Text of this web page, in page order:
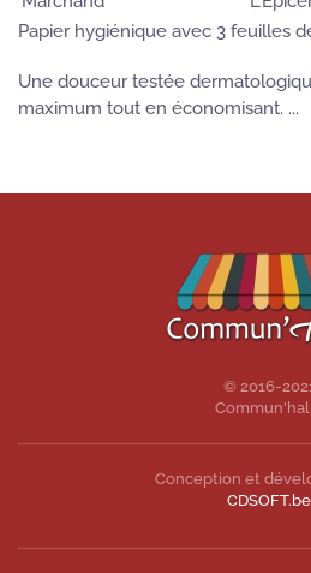
Papier hygiénique avec 3 feuilles
Une douceur testée
maximum tout en économisant. ...
© 2016-
Conception et
CDSOFT.be